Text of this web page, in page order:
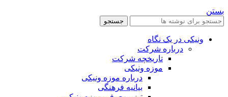
بستن
جستجو
ونیکی در یک نگاه
درباره شرکت
تاریخچه شرکت
موزه ونیکی
درباره موزه ونیکی
بیانیه فرهنگی